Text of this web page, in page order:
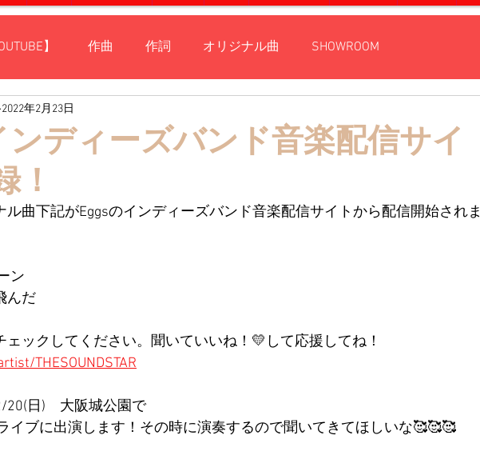
】 作曲 作詞 オリジナル曲 SHOWROOM
ンディーズバンド音楽配信サイ
！
2022年2月23日
ル曲下記がEggsのインディーズバンド音楽配信サイトから配信開始されま
ン
んだ
ェックしてください。聞いていいね！💛して応援してね！
THESOUNDSTAR
20(日)　大阪城公園で
イブに出演します！その時に演奏するので聞いてきてほしいな🥰🥰🥰